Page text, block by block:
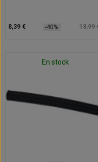
8,39 € -40% 13,99
En stock